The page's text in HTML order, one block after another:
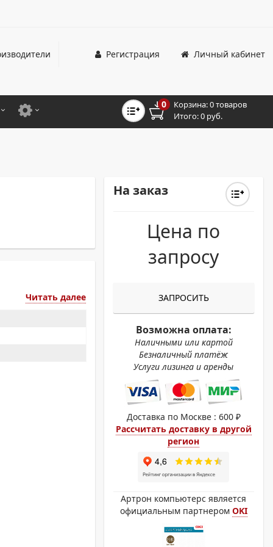
Личный кабинет
Регистрация
ДЛЯ ШИРОКОФОРМАТНЫХ СИСТЕМ
0 Корзина:0 товаров
Итого:0 руб.
Читать далее
На заказ
Цена по
запросу
ЗАПРОСИТЬ
Возможна оплата:
Наличными или картой
Безналичный платёж
Услуги лизинга и аренды
Доставка по Москве : 600 ₽
Рассчитать доставку в другой
регион
Артрон компьютерс является
официальным партнером OKI